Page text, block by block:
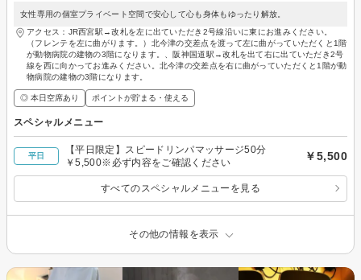
女性専用の個室プライベート空間で安心して心も身体もゆったり解放。
アクセス：JR西宮駅→改札を左に出ていただき2号線沿いに東にお進みください。
（フレンテを左に曲がります。）北今津の交差点を渡って左に曲がっていただくと1階
が動物病院の建物の3階になります。、阪神国道駅→改札を出て右に出ていただき2号
線を西に向かってお進みください。北今津の交差点を右に曲がっていただくと1階が動
物病院の建物の3階になります。
◎ 本日空席あり ポイントが貯まる・使える
スペシャルメニュー
平日
【平日限定】スピードリンパマッサージ50分
￥5,500※必ず内容をご確認ください
￥5,500
すべてのスペシャルメニューを見る
その他の情報を表示